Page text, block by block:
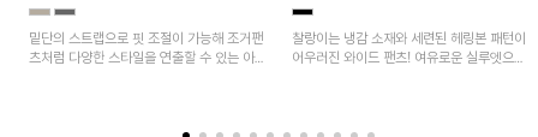
밑단의 스트랩으로 핏 조절이 가능해 조거팬
츠처럼 다양한 스타일을 연출할 수 있는 아
찰랑이는 냉감 소재와 세련된 헤링본 패턴이
어우러진 와이드 팬츠! 여유로운 실루엣으로